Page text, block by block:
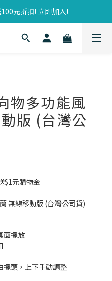
元折扣! 立即加入!
物多功能風
版 (台灣公
$1元購物金
無線移動版 (台灣公司貨)
面擺放
擺頭，上下手動調整